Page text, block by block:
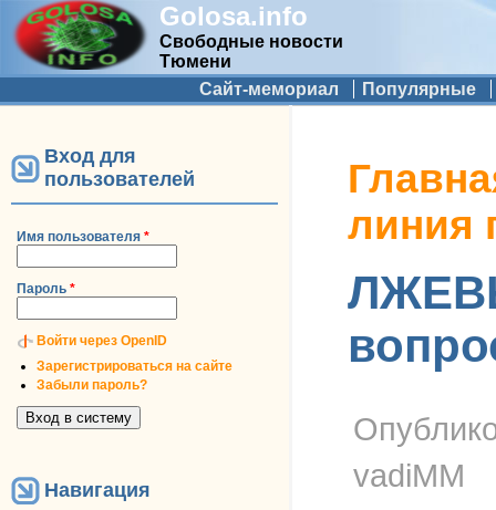
Golosa.info
Свободные новости
Тюмени
Дополнительное меню
Сайт-мемориал Популярные
Вход для
пользователей
Имя пользователя *
Пароль *
Войти через OpenID
Зарегистрироваться на сайте
Забыли пароль?
Навигация
Вы здесь
линия
vadiMM